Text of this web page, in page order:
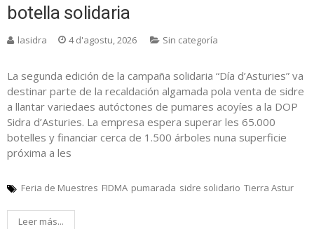
botella solidaria
lasidra 4 d'agostu, 2026 Sin categoría
La segunda edición de la campaña solidaria “Día d’Asturies” va
destinar parte de la recaldación algamada pola venta de sidre
a llantar variedaes autóctones de pumares acoyíes a la DOP
Sidra d’Asturies. La empresa espera superar les 65.000
botelles y financiar cerca de 1.500 árboles nuna superficie
próxima a les
Feria de Muestres FIDMA pumarada sidre solidario Tierra Astur
Leer más...